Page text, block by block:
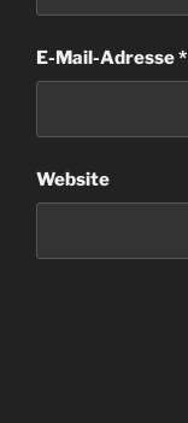
E-Mail-Adresse*
Website